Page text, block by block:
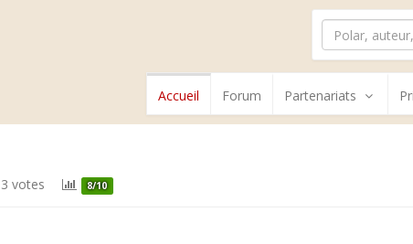
Accueil Forum Partenariats
3 votes 8/10